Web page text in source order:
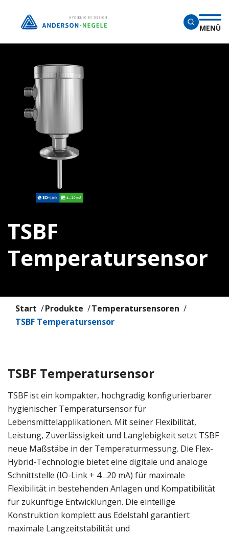
MENÜ
TSBF
Temperatursensor
Start Produkte
Temperatursensoren
TSBF Temperatursensor
TSBF Temperatursensor
TSBF ist ein kompakter, hochgradig konfigurierbarer
hygienischer Temperatursensor für
Lebensmittelapplikationen. Mit seiner Flexibilität,
Leistung, Zuverlässigkeit und Langlebigkeit setzt TSBF
neue Maßstäbe in der Temperaturmessung. Die Flex-
Hybrid-Technologie bietet eine digitale und analoge
Schnittstelle (IO-Link + 4…20 mA) für maximale
Flexibilität in bestehenden Anlagen und Kompatibilität
für zukünftige Entwicklungen. Die einteilige
Konstruktion komplett aus Edelstahl garantiert
maximale Langzeitstabilität und